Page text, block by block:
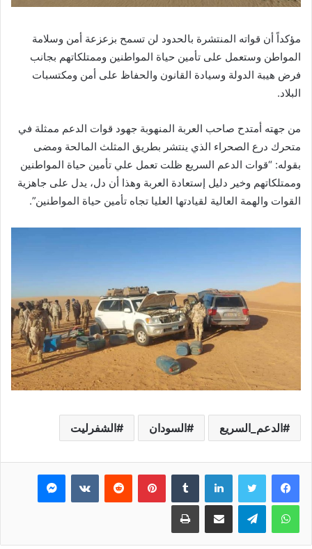
مؤكداً أن قواته المنتشرة بالحدود لن تسمح بزعزعة أمن وسلامة
المواطن وستعمل على تأمين حياة المواطنين وممتلكاتهم بجانب
فرض هيبة الدولة وسيادة القانون والحفاظ على أمن ومكتسبات
البلاد.
من جهته أمتدح صاحب العربة المنهوبة جهود قوات الدعم ممثلة في
متحرك درع الصحراء الذي ينتشر بطريق المثلث المالحة ومضى
بقوله: “قوات الدعم السريع ظلت تعمل علي تأمين حياة المواطنين
وممتلكاتهم وخير دليل إستعادة العربة وهذا أن دل، يدل على جاهزية
القوات والهمة العالية لقيادتها العليا تجاه تأمين حياة المواطنين”.
الدعم_السريع السودان الشفرليت
فيسبوك تويتر لينكدإن بينتيريست ماسنجر
واتساب تيلقرام مشاركة عبر البريد طباعة